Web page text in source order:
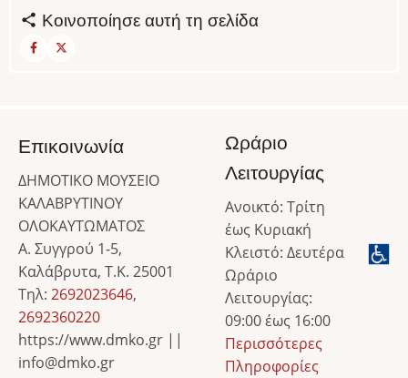
Κοινοποίησε αυτή τη σελίδα
Επικοινωνία
ΔΗΜΟΤΙΚΟ ΜΟΥΣΕΙΟ
ΚΑΛΑΒΡΥΤΙΝΟΥ
ΟΛΟΚΑΥΤΩΜΑΤΟΣ
Α. Συγγρού 1-5,
Καλάβρυτα, Τ.Κ. 25001
Τηλ: 2692023646,
2692360220
https://www.dmko.gr ||
info@dmko.gr
Ωράριο
Λειτουργίας
Ανοικτό: Τρίτη
έως Κυριακή
Κλειστό: Δευτέρα
Ωράριο
Λειτουργίας:
09:00 έως 16:00
Περισσότερες
Πληροφορίες